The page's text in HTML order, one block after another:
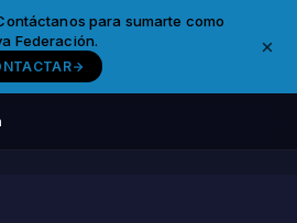
para sumarte como
Federación.